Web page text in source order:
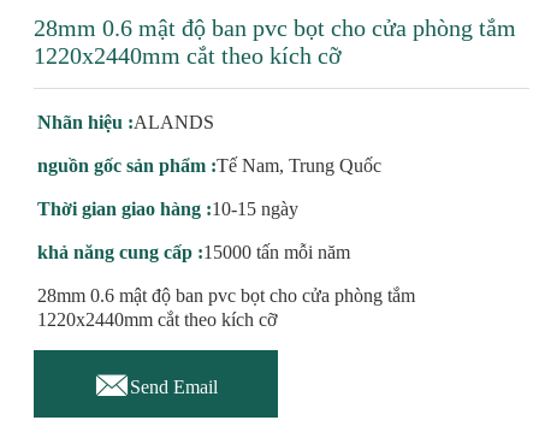
28mm 0.6 mật độ ban pvc bọt cho cửa phòng tắm
1220x2440mm cắt theo kích cỡ
Nhãn hiệu :ALANDS
nguồn gốc sản phẩm :Tế Nam, Trung Quốc
Thời gian giao hàng :10-15 ngày
khả năng cung cấp :15000 tấn mỗi năm
28mm 0.6 mật độ ban pvc bọt cho cửa phòng tắm
1220x2440mm cắt theo kích cỡ
Send Email